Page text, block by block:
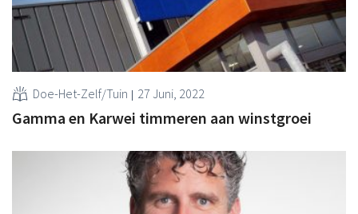
Doe-Het-Zelf/Tuin 27 Juni, 2022
Gamma en Karwei timmeren aan winstgroei